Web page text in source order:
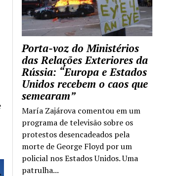
Porta-voz do Ministérios
das Relações Exteriores da
Rússia: “Europa e Estados
Unidos recebem o caos que
semearam”
María Zajárova comentou em um
programa de televisão sobre os
protestos desencadeados pela
morte de George Floyd por um
policial nos Estados Unidos. Uma
patrulha...